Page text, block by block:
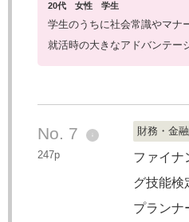
20代 女性 学生
学生のうちに社会常識やマナ
就活時の大きなアドバンテー
No. 7 ↓
247p
財務・金
ファイナ
グ技能検
プランナ